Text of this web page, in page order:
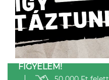
FIGYELEM!